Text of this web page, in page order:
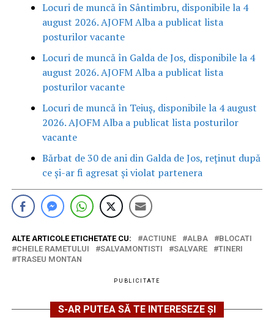
Locuri de muncă în Sântimbru, disponibile la 4
august 2026. AJOFM Alba a publicat lista
posturilor vacante
Locuri de muncă în Galda de Jos, disponibile la 4
august 2026. AJOFM Alba a publicat lista
posturilor vacante
Locuri de muncă în Teiuș, disponibile la 4 august
2026. AJOFM Alba a publicat lista posturilor
vacante
Bărbat de 30 de ani din Galda de Jos, reținut după
ce și-ar fi agresat și violat partenera
ALTE ARTICOLE ETICHETATE CU: ACTIUNE ALBA
BLOCATI
CHEILE RAMETULUI
SALVAMONTISTI SALVARE
TINERI
TRASEU MONTAN
PUBLICITATE
S-AR PUTEA SĂ TE INTERESEZE ȘI